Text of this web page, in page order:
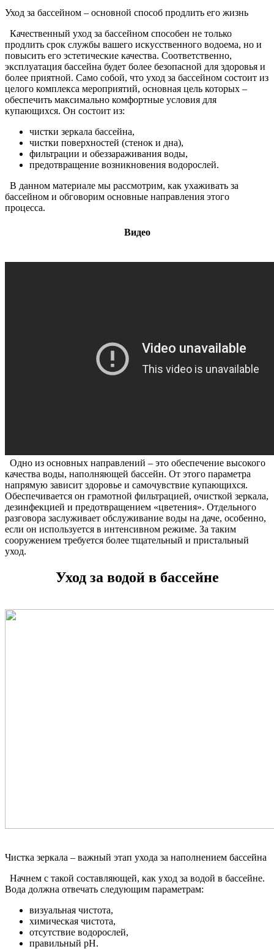
Уход за бассейном – основной способ продлить его жизнь
Качественный уход за бассейном способен не только
продлить срок службы вашего искусственного водоема, но и
повысить его эстетические качества. Соответственно,
эксплуатация бассейна будет более безопасной для здоровья и
более приятной. Само собой, что уход за бассейном состоит из
целого комплекса мероприятий, основная цель которых –
обеспечить максимально комфортные условия для
купающихся. Он состоит из:
чистки зеркала бассейна,
чистки поверхностей (стенок и дна),
фильтрации и обеззараживания воды,
предотвращение возникновения водорослей.
В данном материале мы рассмотрим, как ухаживать за
бассейном и обговорим основные направления этого
процесса.
Видео
Одно из основных направлений – это обеспечение высокого
качества воды, наполняющей бассейн. От этого параметра
напрямую зависит здоровье и самочувствие купающихся.
Обеспечивается он грамотной фильтрацией, очисткой зеркала,
дезинфекцией и предотвращением «цветения». Отдельного
разговора заслуживает обслуживание воды на даче, особенно,
если он используется в интенсивном режиме. За таким
сооружением требуется более тщательный и пристальный
уход.
Уход за водой в бассейне
Чистка зеркала – важный этап ухода за наполнением бассейна
Начнем с такой составляющей, как уход за водой в бассейне.
Вода должна отвечать следующим параметрам:
визуальная чистота,
химическая чистота,
отсутствие водорослей,
правильный pH.